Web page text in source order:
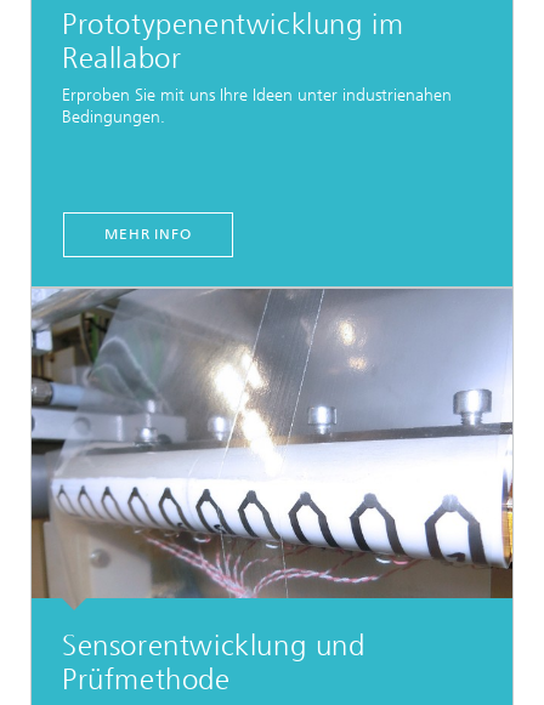
Prototypenentwicklung im
Reallabor
Erproben Sie mit uns Ihre Ideen unter industrienahen
Bedingungen.
MEHR INFO
Sensorentwicklung und
Prüfmethode